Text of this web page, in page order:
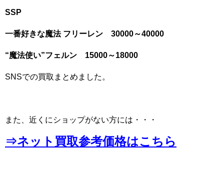
SSP
一番好きな魔法 フリーレン 30000～40000
“魔法使い”フェルン 15000～18000
SNSでの買取まとめました。
また、近くにショップがない方には・・・
⇒ネット買取参考価格はこちら